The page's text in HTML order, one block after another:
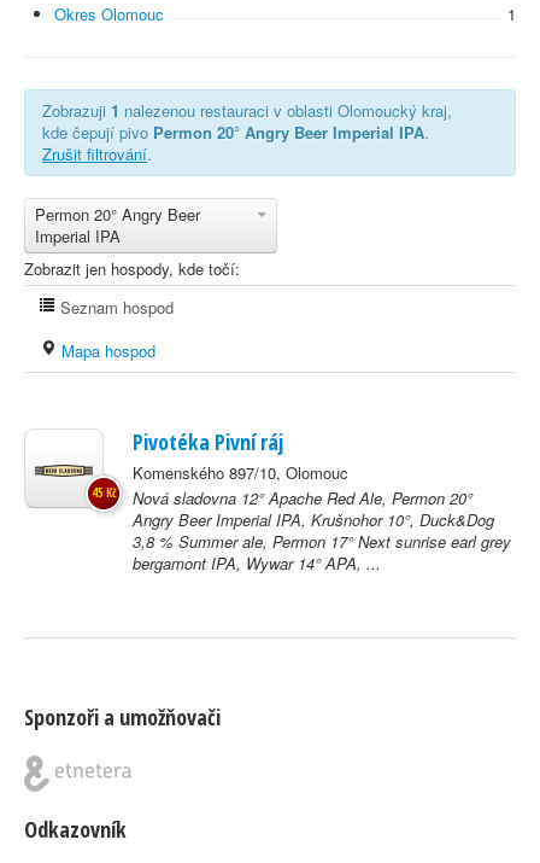
Okres Olomouc 1
Zobrazuji 1 nalezenou restauraci v oblasti Olomoucký kraj,
kde čepují pivo Permon 20° Angry Beer Imperial IPA.
Zrušit filtrování.
Permon 20° Angry Beer
Imperial IPA
Zobrazit jen hospody, kde točí:
Seznam hospod
Mapa hospod
Pivotéka Pivní ráj
Komenského 897/10, Olomouc
Nová sladovna 12° Apache Red Ale, Permon 20°
Angry Beer Imperial IPA, Krušnohor 10°, Duck&Dog
3,8 % Summer ale, Permon 17° Next sunrise earl grey
bergamont IPA, Wywar 14° APA, ...
45 Kč
Sponzoři a umožňovači
Odkazovník